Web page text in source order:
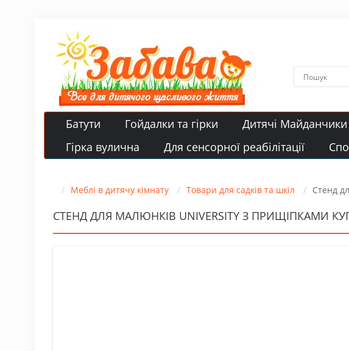
Батути Гойдалки та гірки Дитячі Майданчики
Гірка вулична
Для сенсорної реабілітації
Меблі в дитячу кімнату Товари для садків та шкіл Стенд
СТЕНД ДЛЯ МАЛЮНКІВ UNIVERSITY З ПРИЩІПКАМИ